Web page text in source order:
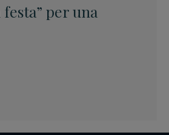
per una